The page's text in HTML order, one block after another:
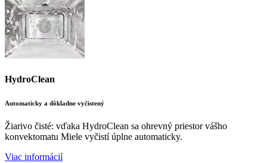
HydroClean
Automaticky a dôkladne vyčistený
Žiarivo čisté: vďaka HydroClean sa ohrevný priestor vášho
konvektomatu Miele vyčistí úplne automaticky.
Viac informácií